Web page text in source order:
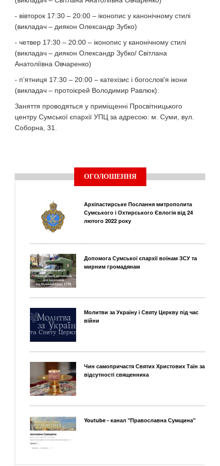
- вівторок 17:30 – 20:00 – іконопис у канонічному стилі
(викладач – диякон Олександр Зубко)
- четвер 17:30 – 20:00 – іконопис у канонічному стилі
(викладач – диякон Олександр Зубко/ Світлана
Анатоліївна Овчаренко)
- п’ятниця 17:30 – 20:00 – катехізис і богослов'я ікони
(викладач – протоієрей Володимир Равлюк).
Заняття проводяться у приміщенні Просвітницького
центру Сумської єпархії УПЦ за адресою: м. Суми, вул.
Соборна, 31.
ОГОЛОШЕННЯ
Архіпастирське Послання митрополита
Сумського і Охтирського Євлогія від 24
лютого 2022 року
Допомога Сумської єпархії воїнам ЗСУ та
мирним громадянам
Молитви за Україну і Святу Церкву під час
війни
Чин самопричастя Святих Христових Таїн за
відсутності священника
Youtube - канал "Православна Сумщина"